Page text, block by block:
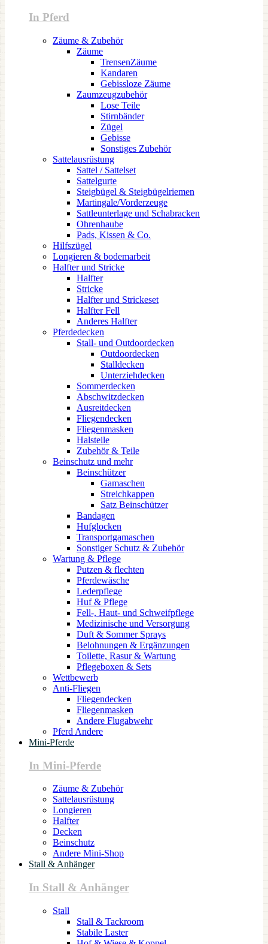
In Pferd
Zäume & Zubehör
Zäume
TrensenZäume
Kandaren
Gebissloze Zäume
Zaumzeugzubehör
Lose Teile
Stirnbänder
Zügel
Gebisse
Sonstiges Zubehör
Sattelausrüstung
Sattel / Sattelset
Sattelgurte
Steigbügel & Steigbügelriemen
Martingale/Vorderzeuge
Sattleunterlage und Schabracken
Ohrenhaube
Pads, Kissen & Co.
Hilfszügel
Longieren & bodemarbeit
Halfter und Stricke
Halfter
Stricke
Halfter und Strickeset
Halfter Fell
Anderes Halfter
Pferdedecken
Stall- und Outdoordecken
Outdoordecken
Stalldecken
Unterziehdecken
Sommerdecken
Abschwitzdecken
Ausreitdecken
Fliegendecken
Fliegenmasken
Halsteile
Zubehör & Teile
Beinschutz und mehr
Beinschützer
Gamaschen
Streichkappen
Satz Beinschützer
Bandagen
Hufglocken
Transportgamaschen
Sonstiger Schutz & Zubehör
Wartung & Pflege
Putzen & flechten
Pferdewäsche
Lederpflege
Huf & Pflege
Fell-, Haut- und Schweifpflege
Medizinische und Versorgung
Duft & Sommer Sprays
Belohnungen & Ergänzungen
Toilette, Rasur & Wartung
Pflegeboxen & Sets
Wettbewerb
Anti-Fliegen
Fliegendecken
Fliegenmasken
Andere Flugabwehr
Pferd Andere
Mini-Pferde
In Mini-Pferde
Zäume & Zubehör
Sattelausrüstung
Longieren
Halfter
Decken
Beinschutz
Andere Mini-Shop
Stall & Anhänger
In Stall & Anhänger
Stall
Stall & Tackroom
Stabile Laster